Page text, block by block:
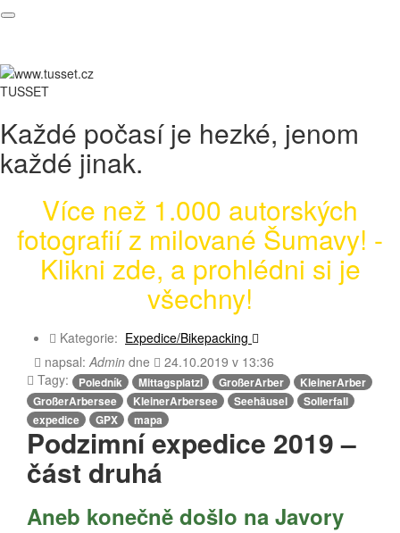
TUSSET
Každé počasí je hezké, jenom
každé jinak.
Více než 1.000 autorských
fotografií z milované Šumavy! -
Klikni zde, a prohlédni si je
všechny!
Kategorie: Expedice/Bikepacking
napsal:Admin dne
24.10.2019 v 13:36
Tagy:
Poledník Mittagsplatzl GroßerArber
KleinerArber
GroßerArbersee
KleinerArbersee Seehäusel
Sollerfall
expedice
GPX mapa
Podzimní expedice 2019 –
část druhá
Aneb konečně došlo na Javory